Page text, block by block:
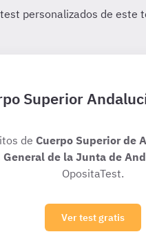
Superior
de Cuerpo Superior de
de la Junta de
OpositaTest.
Ver test gratis